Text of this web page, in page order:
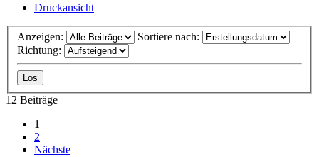
Druckansicht
Anzeigen:
Sortiere nach:
Richtung:
12 Beiträge
1
2
Nächste